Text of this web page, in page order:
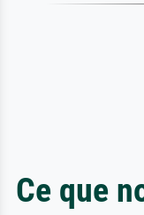
Ce que